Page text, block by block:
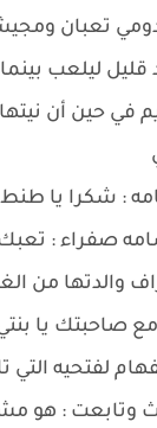
دومي تعبان
ليلعب
في حين أن
: شكرا يا
صفراء :
والدتها من
صاحبتك يا
لفتحيه التي
وتابعت : هو